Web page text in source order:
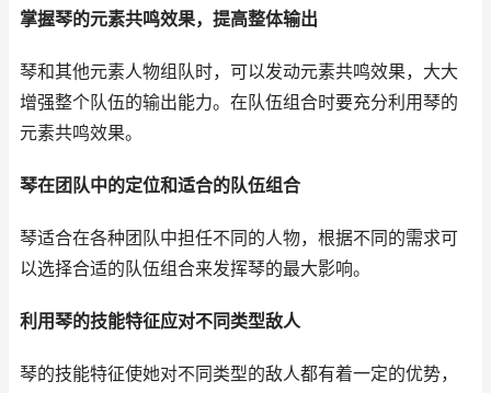
掌握琴的元素共鸣效果，提高整体输出
琴和其他元素人物组队时，可以发动元素共鸣效果，大大
增强整个队伍的输出能力。在队伍组合时要充分利用琴的
元素共鸣效果。
琴在团队中的定位和适合的队伍组合
琴适合在各种团队中担任不同的人物，根据不同的需求可
以选择合适的队伍组合来发挥琴的最大影响。
利用琴的技能特征应对不同类型敌人
琴的技能特征使她对不同类型的敌人都有着一定的优势，